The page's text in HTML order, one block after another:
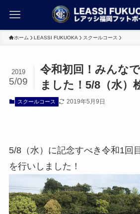
ホーム LEASSI FUKUOKA スクールコース
令和初回！みんな
ました！5/8（水）
2019
5/09
スクールコース 2019年5月9日
5/8（水）に記念すべき令和1回
を行いしました！